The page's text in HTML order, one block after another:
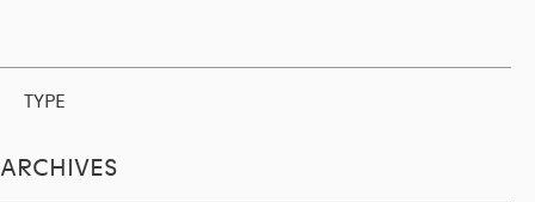
TYPE
ARCHIVES